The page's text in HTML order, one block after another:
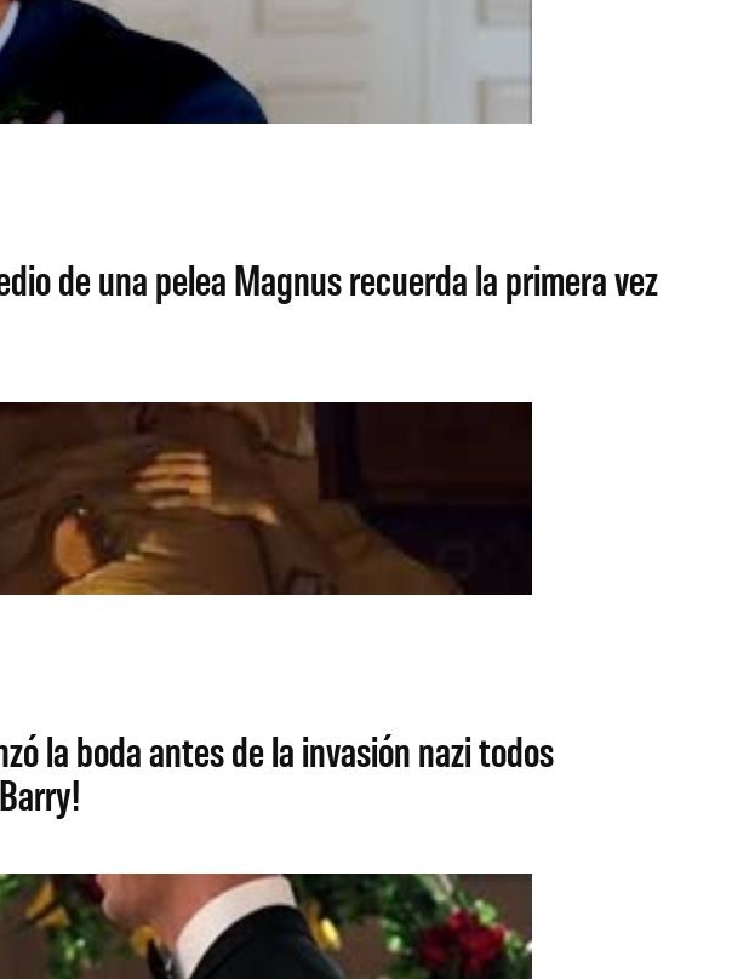
de una pelea Magnus recuerda la primera vez
la boda antes de la invasión nazi todos